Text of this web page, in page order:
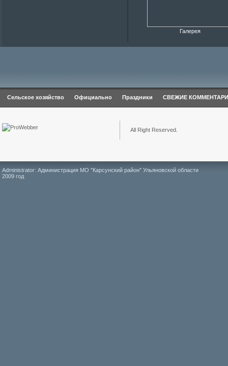
Галерея
Сельское хозяйство Официально Праздники СВЕЖИЕ
All Right Reserved.
Administrator: Администрация МО "Карсунский район" Ульяновской области
2009 год